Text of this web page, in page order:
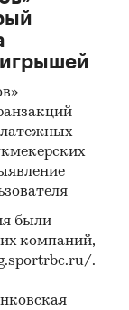
были
компаний,
.